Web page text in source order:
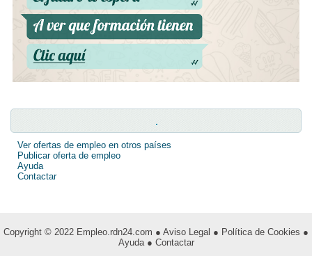
.
Ver ofertas de empleo en otros países
Publicar oferta de empleo
Ayuda
Contactar
Copyright © 2022 Empleo.rdn24.com ● Aviso Legal ● Política de Cookies ●
Ayuda ● Contactar